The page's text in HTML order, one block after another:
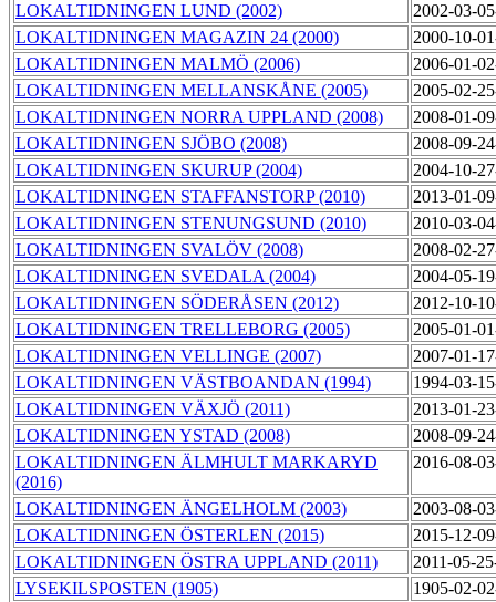
LOKALTIDNINGEN LUND (2002)
2002-03-
LOKALTIDNINGEN MAGAZIN 24 (2000)
2000-10-
LOKALTIDNINGEN MALMÖ (2006)
2006-01-
LOKALTIDNINGEN MELLANSKÅNE (2005)
2005-02-
LOKALTIDNINGEN NORRA UPPLAND (2008)
2008-01-
LOKALTIDNINGEN SJÖBO (2008)
2008-09-
LOKALTIDNINGEN SKURUP (2004)
2004-10-
LOKALTIDNINGEN STAFFANSTORP (2010)
2013-01-
LOKALTIDNINGEN STENUNGSUND (2010)
2010-03-
LOKALTIDNINGEN SVALÖV (2008)
2008-02-
LOKALTIDNINGEN SVEDALA (2004)
2004-05-
LOKALTIDNINGEN SÖDERÅSEN (2012)
2012-10-
LOKALTIDNINGEN TRELLEBORG (2005)
2005-01-
LOKALTIDNINGEN VELLINGE (2007)
2007-01-
LOKALTIDNINGEN VÄSTBOANDAN (1994)
1994-03-
LOKALTIDNINGEN VÄXJÖ (2011)
2013-01-
LOKALTIDNINGEN YSTAD (2008)
2008-09-
LOKALTIDNINGEN ÄLMHULT MARKARYD
(2016)
2016-08-
LOKALTIDNINGEN ÄNGELHOLM (2003)
2003-08-
LOKALTIDNINGEN ÖSTERLEN (2015)
2015-12-
LOKALTIDNINGEN ÖSTRA UPPLAND (2011)
2011-05-
LYSEKILSPOSTEN (1905)
1905-02-